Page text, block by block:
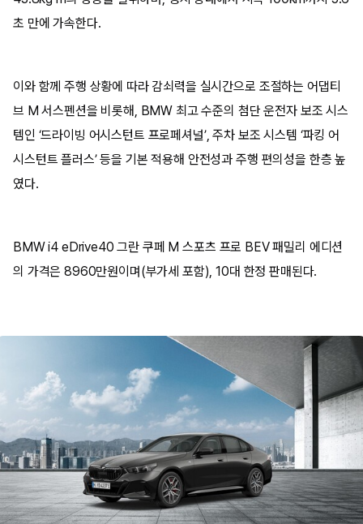
초 만에 가속한다.
이와 함께 주행 상황에 따라 감쇠력을 실시간으로 조절하는 어댑티
브 M 서스펜션을 비롯해, BMW 최고 수준의 첨단 운전자 보조 시스
템인 ‘드라이빙 어시스턴트 프로페셔널’, 주차 보조 시스템 ‘파킹 어
시스턴트 플러스’ 등을 기본 적용해 안전성과 주행 편의성을 한층 높
였다.
BMW i4 eDrive40 그란 쿠페 M 스포츠 프로 BEV 패밀리 에디션
의 가격은 8960만원이며(부가세 포함), 10대 한정 판매된다.